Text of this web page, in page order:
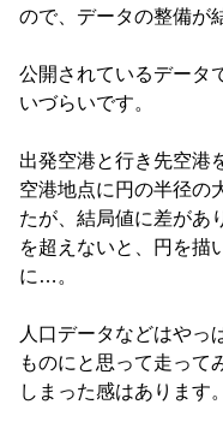
ので、データの整備が
公開されているデータ
いづらいです。
出発空港と行き先空港
空港地点に円の半径の
たが、結局値に差があ
を超えないと、円を描
に…。
人口データなどはやっ
ものにと思って走って
しまった感はあります。